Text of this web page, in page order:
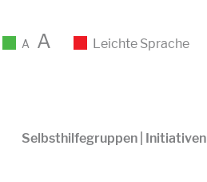
A A Leichte Sprache
Selbsthilfegruppen | Initiativen